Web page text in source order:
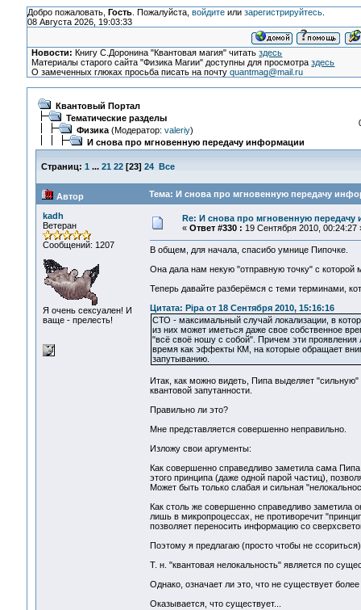
Добро пожаловать, Гость. Пожалуйста, войдитеили зарегистрируйтесь.
08 Августа 2026, 19:03:33
Новости: Книгу С.Доронина "Квантовая магия" читатьздесь
Материалы старого сайта "Физика Магии" доступны для просмотраздесь
О замеченных глюках просьба писать на почтуquantmag@mail.ru
Квантовый Портал
Тематические разделы
Физика(Модератор: valeriy)
И снова про мгновенную передачу информации
Страниц: 1 ... 21 22[23] 24 Все
Автор Тема: И снова про мгновенную передачу
kadh
Ветеран
Сообщений: 1207
Я очень сексуален! И
ваще - прелесть!
Re: И снова про мгновенную
« Ответ #330 : 19 Сентября 2010, 00:24:27
В общем, для начала, спасибо умнице Пипочке.
Она дала нам некую "отправную точку" с которой
Теперь давайте разберёмся с теми терминами,
Цитата: Pipa от 18 Сентября 2010, 15:16:16
СТО - максимальный случай локализации, в
из них может иметься даже свое собственное
"всё своё ношу с собой". Причем эти проявления
время как эффекты КМ, на которые обращает
запутыванию.
Итак, как можно видеть, Пипа выделяет
квантовой запутанности.
Правильно ли это?
Мне представляется совершенно неправильно.
Изложу свои аргументы:
Как совершенно справедливо заметила сама
этого принципа (даже одной парой частиц),
Может быть только слабая и сильная
Как столь же совершенно справедливо заметила
лишь в микропроцессах, не противоречит
позволяет переносить информацию со
Поэтому я предлагаю (просто чтобы не
Т. н. "квантовая нелокальность" является по
Однако, означает ли это, что не существует
Оказывается, что существует...